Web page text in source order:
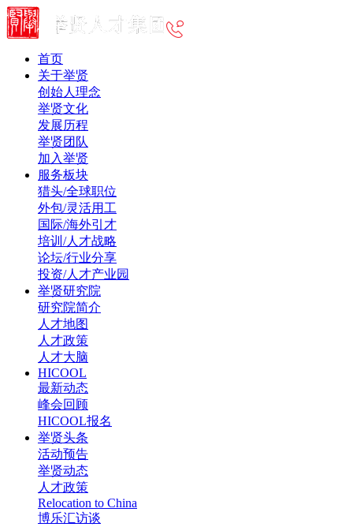
首页
关于举贤
创始人理念
举贤文化
发展历程
举贤团队
加入举贤
服务板块
猎头/全球职位
外包/灵活用工
国际/海外引才
培训/人才战略
论坛/行业分享
投资/人才产业园
举贤研究院
研究院简介
人才地图
人才政策
人才大脑
HICOOL
最新动态
峰会回顾
HICOOL报名
举贤头条
活动预告
举贤动态
人才政策
Relocation to China
博乐汇访谈